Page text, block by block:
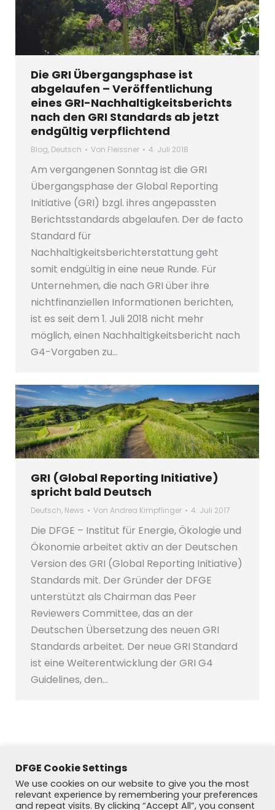
Die GRI Übergangsphase ist
abgelaufen – Veröffentlichung
eines GRI-Nachhaltigkeitsberichts
nach den GRI Standards ab jetzt
endgültig verpflichtend
Blog, Deutsch Von Fleissner 4. Juli 2018
Am vergangenen Sonntag ist die GRI
Übergangsphase der Global Reporting
Initiative (GRI) bzgl. ihres angepassten
Berichtsstandards abgelaufen. Der de facto
Standard für
Nachhaltigkeitsberichterstattung geht
somit endgültig in eine neue Runde. Für
Unternehmen, die nach GRI über ihre
nichtfinanziellen Informationen berichten,
ist es seit dem 1. Juli 2018 nicht mehr
möglich, einen Nachhaltigkeitsbericht nach
G4-Vorgaben zu…
GRI (Global Reporting Initiative)
spricht bald Deutsch
Deutsch, News Von Andrea Kimpflinger 4. Juli 2017
Die DFGE – Institut für Energie, Ökologie und
Ökonomie arbeitet aktiv an der Deutschen
Version des GRI (Global Reporting Initiative)
Standards mit. Der Gründer der DFGE
unterstützt als Chairman das Peer
Reviewers Committee, das an der
Deutschen Übersetzung des neuen GRI
Standards arbeitet. Der neue GRI Standard
ist eine Weiterentwicklung der GRI G4
Guidelines, den…
DFGE Cookie Settings
We use cookies on our website to give you the most
relevant experience by remembering your preferences
and repeat visits. By clicking “Accept All”, you consent